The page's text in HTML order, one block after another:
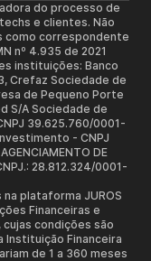
do processo de
e clientes. Não
como correspondente
nº 4.935 de 2021
instituições: Banco
Crefaz Sociedade de
de Pequeno Porte
S/A Sociedade de
39.625.760/0001-
- CNPJ
DE
28.812.324/0001-
plataforma JUROS
Financeiras e
condições são
Financeira
de 1 a 360 meses